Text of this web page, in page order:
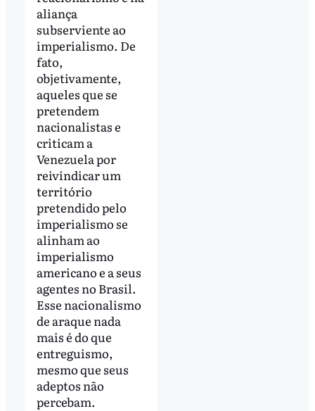
aliança
subserviente ao
imperialismo. De
fato,
objetivamente,
aqueles que se
pretendem
nacionalistas e
criticam a
Venezuela por
reivindicar um
território
pretendido pelo
imperialismo se
alinham ao
imperialismo
americano e a seus
agentes no Brasil.
Esse nacionalismo
de araque nada
mais é do que
entreguismo,
mesmo que seus
adeptos não
percebam.